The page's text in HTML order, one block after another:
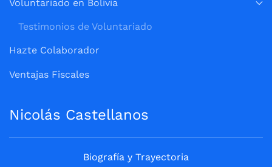
Voluntariado en Bolivia
Testimonios de Voluntariado
Hazte Colaborador
Ventajas Fiscales
Nicolás Castellanos
Biografía y Trayectoria